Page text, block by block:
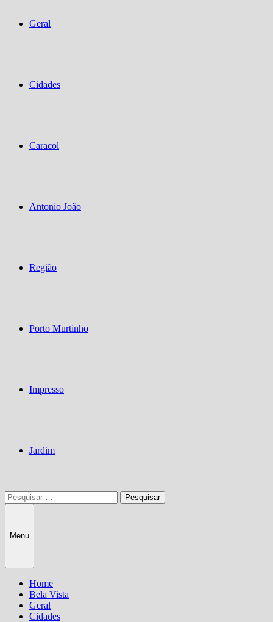
Geral
Cidades
Caracol
Antonio João
Região
Porto Murtinho
Impresso
Jardim
Pesquisar
por:
Menu
Home
Bela Vista
Geral
Cidades